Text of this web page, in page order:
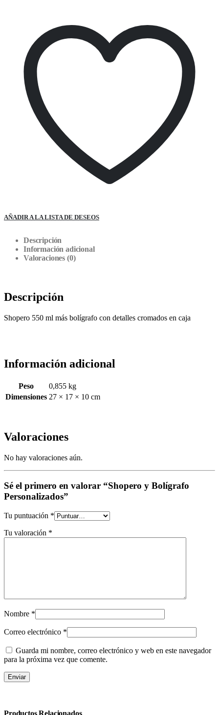
AÑADIR A LA LISTA DE DESEOS
Descripción
Información adicional
Valoraciones (0)
Descripción
Shopero 550 ml más bolígrafo con detalles cromados en caja
Información adicional
Peso
0,855 kg
Dimensiones 27 × 17 × 10 cm
Valoraciones
No hay valoraciones aún.
Sé el primero en valorar “Shopero y Bolígrafo
Personalizados”
Tu puntuación *
Tu valoración *
Nombre *
Correo electrónico *
Guarda mi nombre, correo electrónico y web en este navegador
para la próxima vez que comente.
Productos Relacionados